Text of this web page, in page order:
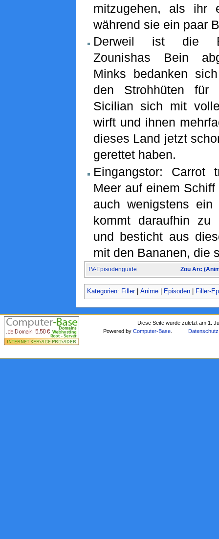
mitzugehen, als ihr
während sie ein paar
Derweil ist die
Zounishas Bein
Minks bedanken
den Strohhüten für
Sicilian sich mit
wirft und ihnen
dieses Land jetzt
gerettet haben.
Eingangstor: Carrot
Meer auf einem
auch wenigstens
kommt daraufhin zu
und besticht aus
mit den Bananen, die
TV-Episodenguide Zou Arc
Kategorien: Filler| Anime| Episoden| Filler-
Diese Seite wurde zuletzt am 1.
Powered byComputer-Base Datenschutz